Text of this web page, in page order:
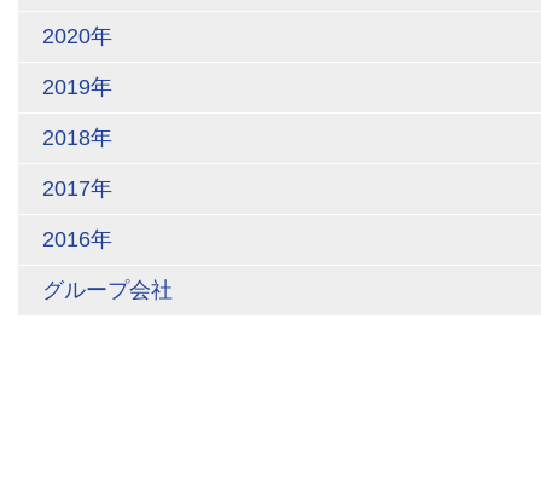
2020年
2019年
2018年
2017年
2016年
グループ会社